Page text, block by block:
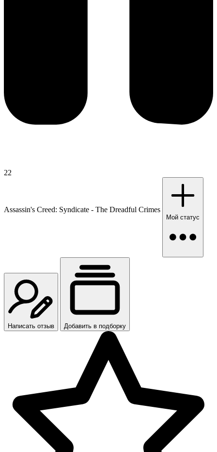
22
Assassin's Creed: Syndicate - The Dreadful Crimes
Мой статус
Написать отзыв Добавить в подборку